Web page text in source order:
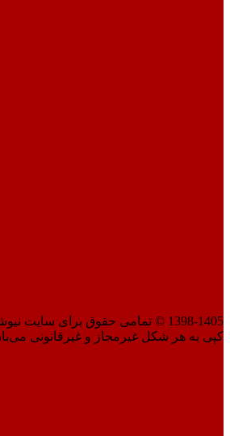
1398-1405 © تمامی حقوق برای
کپی به هر شکل غیرمجاز و غیرقانونی